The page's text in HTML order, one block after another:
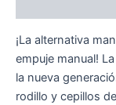
¡La alternativa
empuje manual!
la nueva
rodillo y cepillos